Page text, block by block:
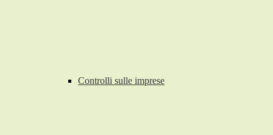
Controlli sulle imprese